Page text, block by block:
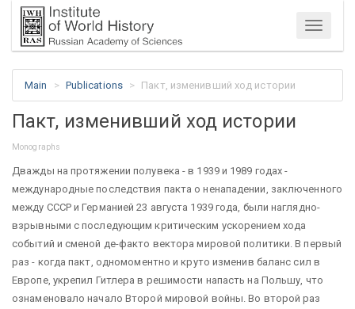
Menu
Main Publications Пакт, изменивший ход истории
Пакт, изменивший ход истории
Monographs
Дважды на протяжении полувека - в 1939 и 1989 годах -
международные последствия пакта о ненападении, заключенного
между СССР и Германией 23 августа 1939 года, были наглядно-
взрывными с последующим критическим ускорением хода
событий и сменой де-факто вектора мировой политики. В первый
раз - когда пакт, одномоментно и круто изменив баланс сил в
Европе, укрепил Гитлера в решимости напасть на Польшу, что
ознаменовало начало Второй мировой войны. Во второй раз